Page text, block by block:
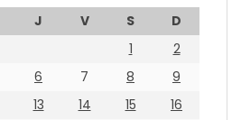
J V S
D
1
2
6 7 8
9
13 14 15
16